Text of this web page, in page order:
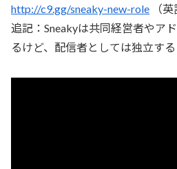
http://c9.gg/sneaky-new-role （英
追記：Sneakyは共同経営者やア
るけど、配信者としては独立する